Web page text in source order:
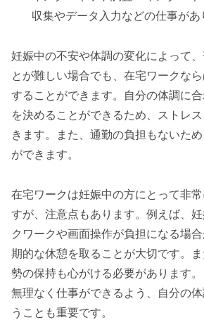
収集やデータ入力などの仕事があ
妊娠中の不安や体調の変化によって
とが難しい場合でも、在宅ワークな
することができます。自分の体調に
を決めることができるため、ストレ
きます。また、通勤の負担もないた
ができます。
在宅ワークは妊娠中の方にとって非
すが、注意点もあります。例えば、
クワークや画面操作が負担になる場
期的な休憩を取ることが大切です。
勢の保持も心がける必要があります
無理なく仕事ができるよう、自分の
うことも重要です。